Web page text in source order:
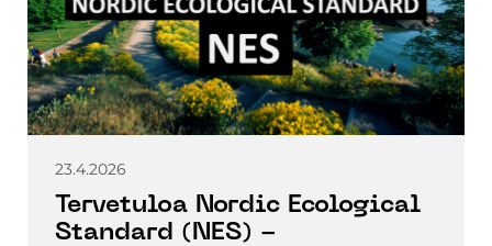
23.4.2026
Tervetuloa Nordic Ecological
Standard (NES) -